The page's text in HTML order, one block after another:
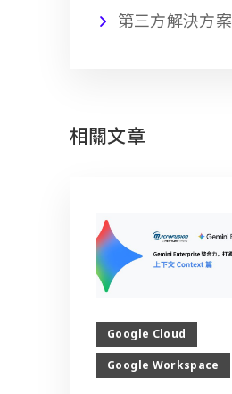
第三方解決方案
相關文章
Google Cloud
Google Workspace